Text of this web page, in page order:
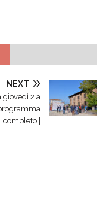
NEXT
giovedì 2 a
completo!|